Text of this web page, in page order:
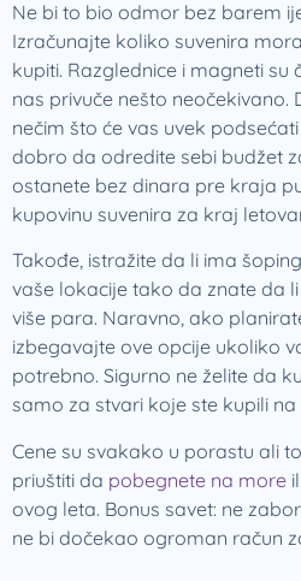
Ne bi to bio odmor bez barem
Izračunajte koliko suvenira
kupiti. Razglednice i magneti su
nas privuče nešto neočekivano.
nečim što će vas uvek
dobro da odredite sebi budžet
ostanete bez dinara pre kraja
kupovinu suvenira za kraj
Takođe, istražite da li ima
vaše lokacije tako da znate da
više para. Naravno, ako
izbegavajte ove opcije ukoliko
potrebno. Sigurno ne želite da
samo za stvari koje ste kupili
Cene su svakako u porastu ali
priuštiti da pobegnete na more
ovog leta. Bonus savet: ne
ne bi dočekao ogroman račun